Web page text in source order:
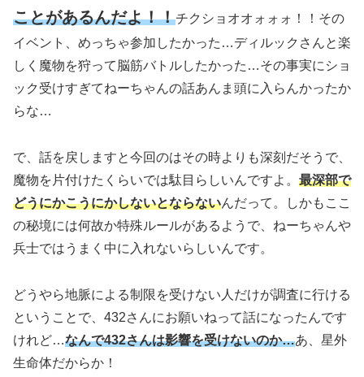
ことがあるんだよ！！チクショオオォォォ！！その
イベント、めっちゃ参加したかった…ディルックさんと楽
しく魔物を狩って脳筋バトルしたかった…その事実にショ
ック受けすぎてねーちゃんの話あんま頭に入らんかったか
らな…
で、話を戻しますと今回のはその時よりも深刻だそうで、
魔物を片付けたくらいでは駄目らしいんですよ。 最深部で
どうにかこうにかしないとならないんだって。しかもここ
の秘境には何故か特殊ルールがあるようで、ねーちゃんや
兵士ではうまく中に入れないらしいんです。
どうやら地脈による制限を受けない人だけが調査に行ける
ということで、432さんにお願いねって話になったんです
けれど…なんで432さんは影響を受けないのか…あ、星外
生命体だからか！